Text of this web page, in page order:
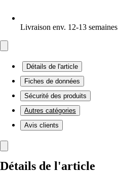
Livraison env. 12-13 semaines
Détails de l'article
Fiches de données
Sécurité des produits
Autres catégories
Avis clients
Détails de l'article